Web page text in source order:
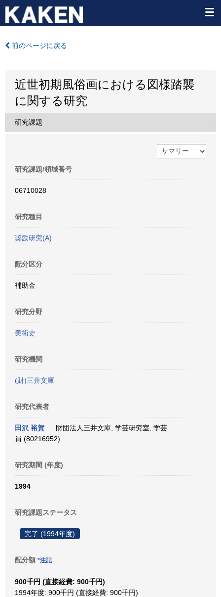
前のページに戻る
近世初期風俗画における図様踏襲
に関する研究
研究課題
研究課題/領域番号
06710028
研究種目
奨励研究(A)
配分区分
補助金
研究分野
美術史
研究機関
(財)三井文庫
研究代表者
田沢 裕賀
財団法人三井文庫, 学芸研究室, 学芸
員 (80216952)
研究期間 (年度)
1994
研究課題ステータス
完了 (1994年度)
配分額 *注記
900千円 (直接経費: 900千円)
1994年度: 900千円 (直接経費: 900千円)